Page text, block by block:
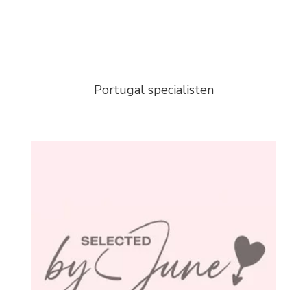
Portugal specialisten